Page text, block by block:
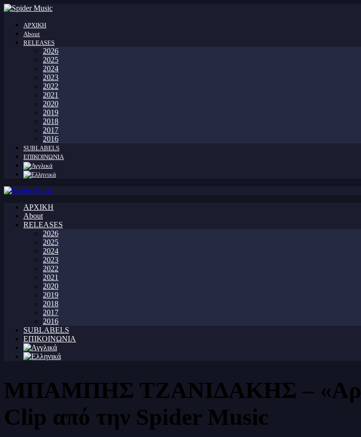
ΑΡΧΙΚΗ
About
RELEASES
2026
2025
2024
2023
2022
2021
2020
2019
2018
2017
2016
SUBLABELS
ΕΠΙΚΟΙΝΩΝΙΑ
ΑΡΧΙΚΗ
About
RELEASES
2026
2025
2024
2023
2022
2021
2020
2019
2018
2017
2016
SUBLABELS
ΕΠΙΚΟΙΝΩΝΙΑ
ΜΠΑΜΠΗΣ ΤΖΑΝΙΔΑΚΗΣ –
Clip από την Spider Music